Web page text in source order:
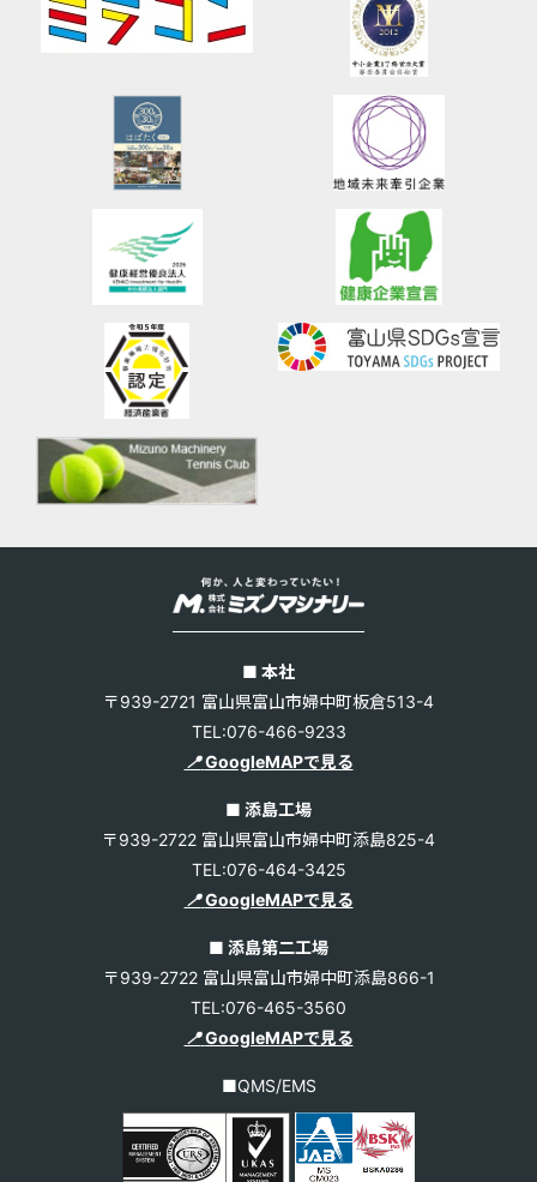
■ 本社
〒939-2721 富山県富山市婦中町板倉513-4
TEL:076-466-9233
📍 GoogleMAPで見る
■ 添島工場
〒939-2722 富山県富山市婦中町添島825-4
TEL:076-464-3425
📍 GoogleMAPで見る
■ 添島第二工場
〒939-2722 富山県富山市婦中町添島866-1
TEL:076-465-3560
📍 GoogleMAPで見る
■QMS/EMS